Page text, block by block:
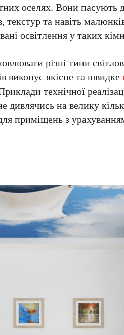
оселях. Вони пасують
та навіть
освітлення у таких
різні типи
виконує якісне та швидке
технічної
на велику
приміщень з